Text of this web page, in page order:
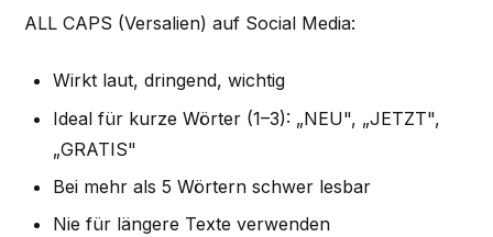
ALL CAPS (Versalien) auf Social Media:
Wirkt laut, dringend, wichtig
Ideal für kurze Wörter (1–3): „NEU", „JETZT",
„GRATIS"
Bei mehr als 5 Wörtern schwer lesbar
Nie für längere Texte verwenden